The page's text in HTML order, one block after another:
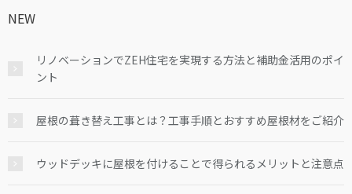
NEW
リノベーションでZEH住宅を実現する方法と補助金活用のポイ
ント
屋根の葺き替え工事とは？工事手順とおすすめ屋根材をご紹介
ウッドデッキに屋根を付けることで得られるメリットと注意点